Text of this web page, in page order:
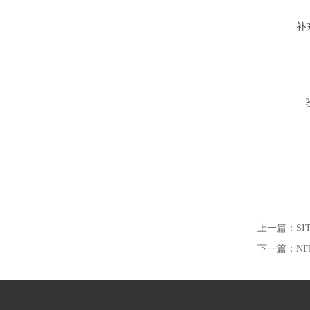
补
上一篇：
下一篇：